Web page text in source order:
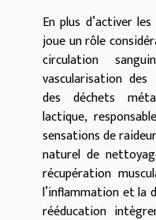
En plus d’activer
joue un rôle
circulation
vascularisation
des déchets
lactique,
sensations de
naturel de
récupération
l’inflammation et la
rééducation